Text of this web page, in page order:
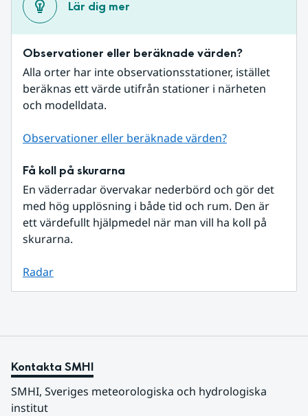
Lär dig mer
Observationer eller beräknade värden?
Alla orter har inte observationsstationer, istället
beräknas ett värde utifrån stationer i närheten
och modelldata.
Observationer eller beräknade värden?
Få koll på skurarna
En väderradar övervakar nederbörd och gör det
med hög upplösning i både tid och rum. Den är
ett värdefullt hjälpmedel när man vill ha koll på
skurarna.
Radar
Kontakta SMHI
SMHI, Sveriges meteorologiska och hydrologiska
institut